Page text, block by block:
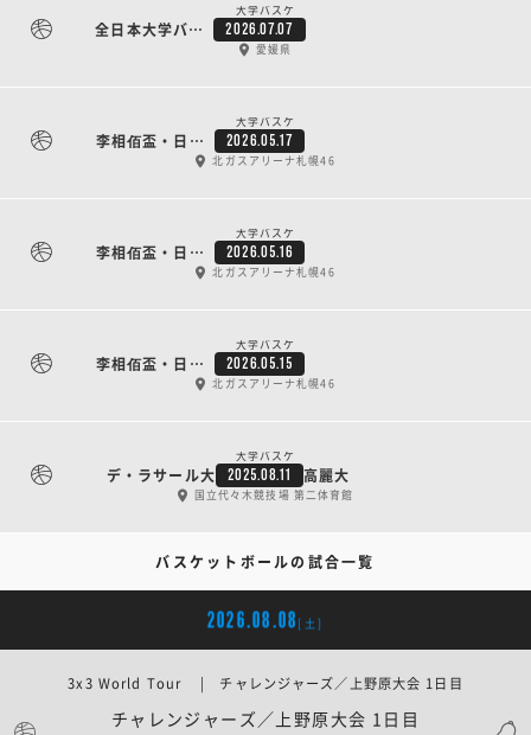
大学バスケ
全日本大学バスケットボール新人戦（新人インカレ） 1日目 2026.07.07
愛媛県
大学バスケ
李相佰盃・日韓大学代表バスケットボール競技大会 GAME3 2026.05.17
北ガスアリーナ札幌46
大学バスケ
李相佰盃・日韓大学代表バスケットボール競技大会 GAME2 2026.05.16
北ガスアリーナ札幌46
大学バスケ
李相佰盃・日韓大学代表バスケットボール競技大会 GAME1 2026.05.15
北ガスアリーナ札幌46
大学バスケ
デ・ラサール大 2025.08.11 高麗大
国立代々木競技場 第二体育館
バスケットボールの試合一覧
2026.08.08 [土]
チャレンジャーズ／上野原大会 1日目
3x3 World Tour | チャレンジャーズ／上野原大会 1日目